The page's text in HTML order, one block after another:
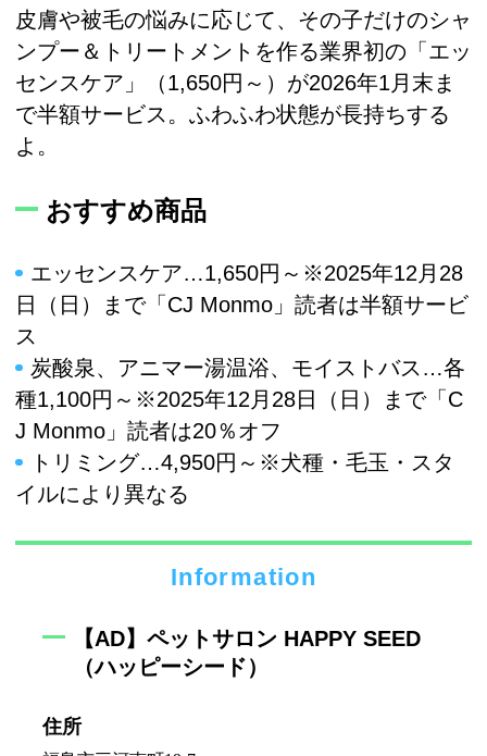
皮膚や被毛の悩みに応じて、その子だけのシャ
ンプー＆トリートメントを作る業界初の「エッ
センスケア」（1,650円～）が2026年1月末ま
で半額サービス。ふわふわ状態が長持ちする
よ。
おすすめ商品
エッセンスケア…1,650円～※2025年12月28
日（日）まで「CJ Monmo」読者は半額サービ
ス
炭酸泉、アニマー湯温浴、モイストバス…各
種1,100円～※2025年12月28日（日）まで「C
J Monmo」読者は20％オフ
トリミング…4,950円～※犬種・毛玉・スタ
イルにより異なる
Information
【AD】ペットサロン HAPPY SEED
（ハッピーシード）
住所